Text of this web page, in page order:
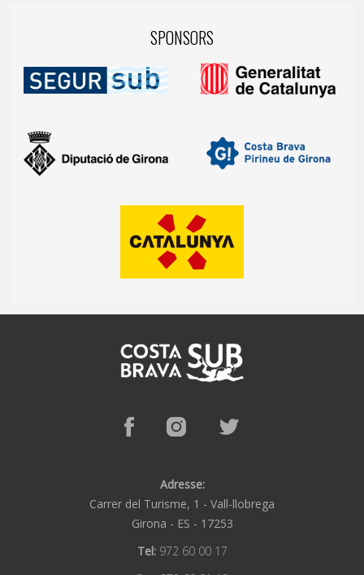
SPONSORS
Adresse:
Carrer del Turisme, 1 - Vall-llobrega
Girona - ES - 17253
Tel: 972 60 00 17